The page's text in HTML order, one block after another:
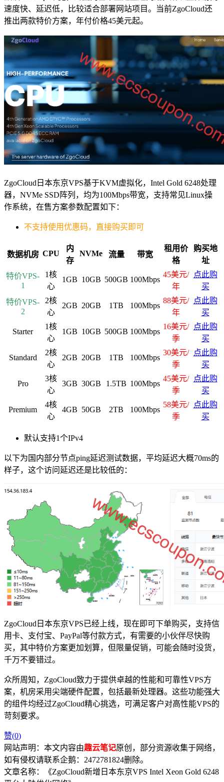
速度快、延迟低，比较适合部署网站项目。当前ZgoCloud还
推出两款特价方案，年付价格45美元起。
ZgoCloud日本东京VPS基于KVM虚拟化，Intel Gold 6248处理
器，NVMe SSD阵列，均为100Mbps带宽，支持常见Linux操
作系统，在售方案参数配置如下：
不支持使用优惠码，直接购买即可
数据机房 CPU
内
存
NVMe 流量 带宽
租用价
格
购买地
址
特价VPS-
1
1核
心
1GB 10GB 500GB 100Mbps
45美元/
年
点此购
买
特价VPS-
2
2核
心
2GB 20GB 1TB 100Mbps
88美元/
年
点此购
买
Starter
1核
心
1GB 10GB 500GB 100Mbps
16美元/
季
点此购
买
Standard
2核
心
2GB 20GB 1TB 100Mbps
30美元/
季
点此购
买
Pro
3核
心
3GB 30GB 1.5TB 100Mbps
45美元/
季
点此购
买
Premium
4核
心
4GB 50GB 2TB 100Mbps
58美元/
季
点此购
买
默认支持1个IPv4
以下为国内部分节点ping延迟测试数据，平均延迟大概70ms的
样子，这个访问延迟还是比较低的：
ZgoCloud日本东京VPS已经上线，现在即可下单购买，支持信
用卡、支付宝、PayPal等付款方式，有需要的小伙伴尽快购
买，其中特价方案更加划算，但限量促销，可能会随时没货，
千万不要错过。
众所周知，ZgoCloud致力于提供卓越的性能和可靠性VPS方
案，机房采用尖端硬件配置，包括最新处理器。这些功能强大
的组件均经过ZgoCloud精心挑选，可满足客户对高性能VPS的
苛刻要求。
赞(0)
网站声明：本文内容由趣云笔记原创，部分资源收集于网络，
如有侵权请联系企鹅：2472781824删除。
文章名称：《ZgoCloud新增日本东京VPS Intel Xeon Gold 6248